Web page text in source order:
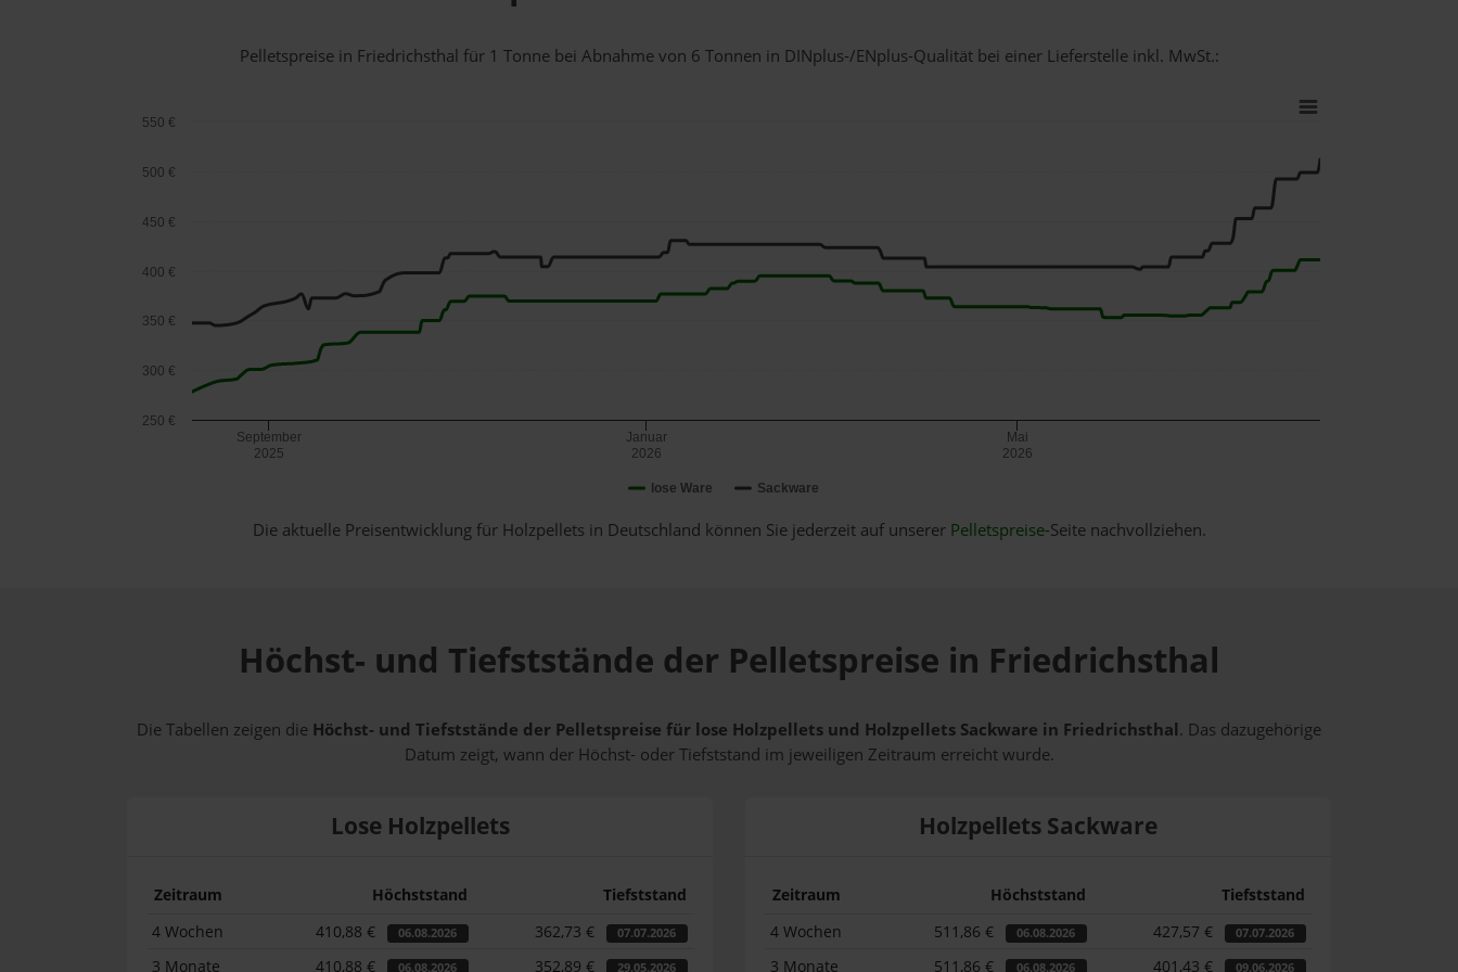
Pelletspreise in Friedrichsthal für 1 Tonne bei Abnahmevon 6 Tonnen in DINplus-/ENplus-Qualität bei einer Lieferstelle inkl. MwSt.:
lose Ware Sackware
September
2025
Januar
2026
Mai
2026
250 €
300 €
350 €
400 €
450 €
500 €
550 €
Die aktuelle Preisentwicklung für Holzpellets in Deutschland können Sie jederzeit auf unserer Pelletspreise-Seite nachvollziehen.
Höchst- und Tiefststände der Pelletspreise in Friedrichsthal
Die Tabellen zeigen die Höchst- und Tiefststände der Pelletspreise für lose Holzpellets und Holzpellets Sackware in Friedrichsthal. Das dazugehörige
Datum zeigt, wann der Höchst- oder Tiefststand im jeweiligen Zeitraum erreicht wurde.
Lose Holzpellets
Zeitraum Höchststand
Tiefststand
4 Wochen
410,88 € 06.08.2026 362,73 € 07.07.2026
3 Monate 410,88 € 06.08.2026 352,89 € 29.05.2026
Holzpellets Sackware
Zeitraum Höchststand
Tiefststand
4 Wochen
511,86 € 06.08.2026 427,57 € 07.07.2026
3 Monate 511,86 € 06.08.2026 401,43 € 09.06.2026